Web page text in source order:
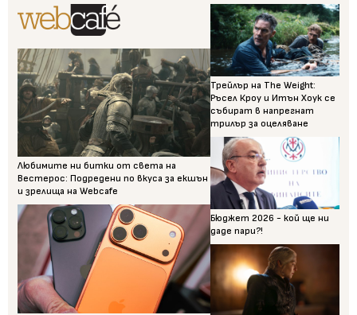
Любимите ни битки от света на
Вестерос: Подредени по вкуса за екшън
и зрелища на Webcafe
Трейлър на The Weight:
Ръсел Кроу и Итън Хоук се
събират в напрегнат
трилър за оцеляване
Бюджет 2026 - кой ще ни
даде пари?!